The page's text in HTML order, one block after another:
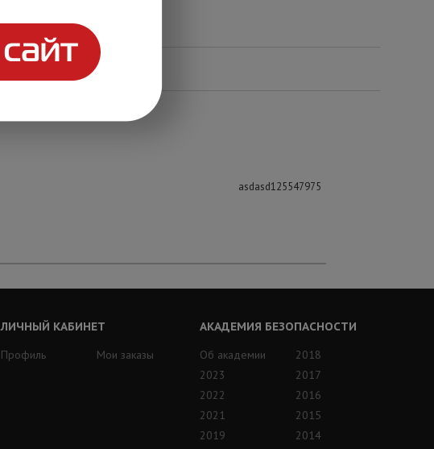
asdasd125547975
ЛИЧНЫЙ КАБИНЕТ
Профиль
Мои заказы
АКАДЕМИЯ БЕЗОПАСНОСТИ
Об академии
2023
2022
2021
2019
2018
2017
2016
2015
2014